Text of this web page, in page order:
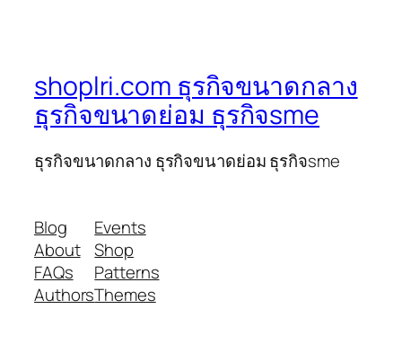
shoplri.com ธุรกิจขนาดกลาง
ธุรกิจขนาดย่อม ธุรกิจsme
ธุรกิจขนาดกลาง ธุรกิจขนาดย่อม ธุรกิจsme
Blog
About
FAQs
Authors
Events
Shop
Patterns
Themes